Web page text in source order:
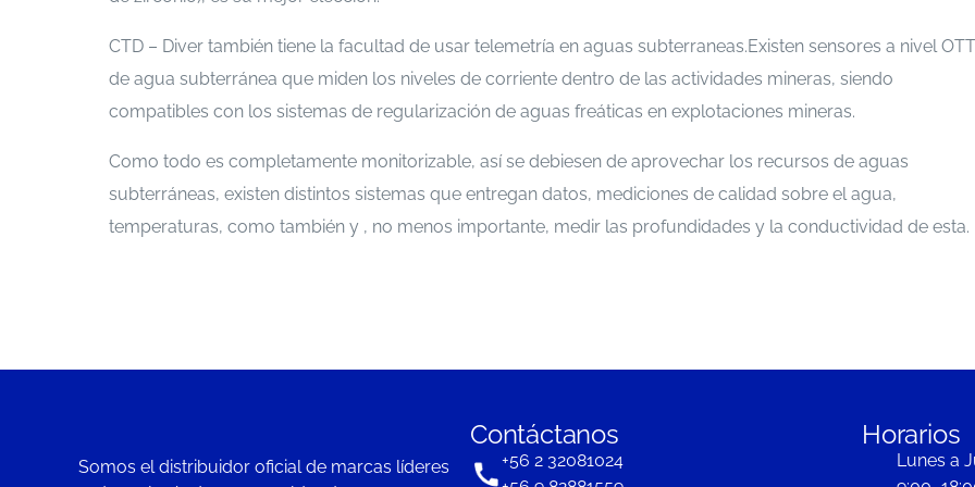
CTD – Diver también tiene la facultad de usar telemetría en aguas subterraneas.Existen sensores a nivel OTT
de agua subterránea que miden los niveles de corriente dentro de las actividades mineras, siendo
compatibles con los sistemas de regularización de aguas freáticas en explotaciones mineras.
Como todo es completamente monitorizable, así se debiesen de aprovechar los recursos de aguas
subterráneas, existen distintos sistemas que entregan datos, mediciones de calidad sobre el agua,
temperaturas, como también y , no menos importante, medir las profundidades y la conductividad de esta.
Somos el distribuidor oficial de marcas líderes
Contáctanos
+56 2 32081024
Horarios
Lunes a